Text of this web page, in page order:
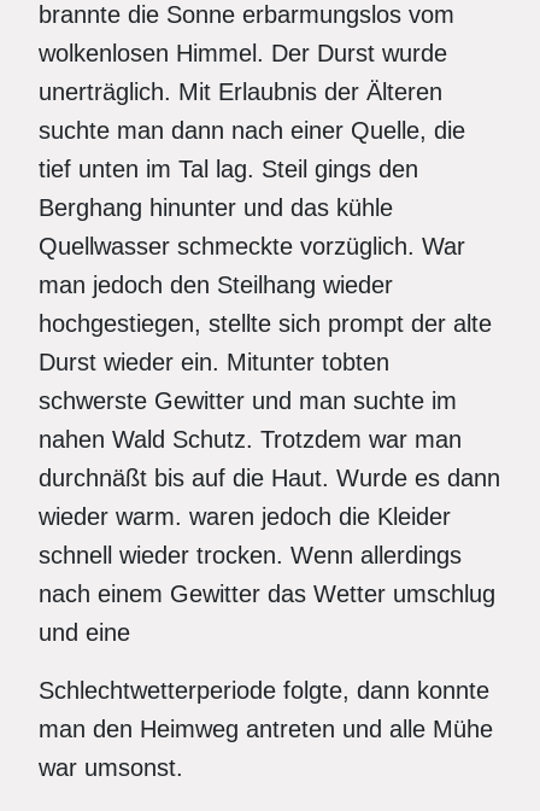
brannte die Sonne erbarmungslos vom
wolkenlosen Himmel. Der Durst wurde
unerträglich. Mit Erlaubnis der Älteren
suchte man dann nach einer Quelle, die
tief unten im Tal lag. Steil gings den
Berghang hinunter und das kühle
Quellwasser schmeckte vorzüglich. War
man jedoch den Steilhang wieder
hochgestiegen, stellte sich prompt der alte
Durst wieder ein. Mitunter tobten
schwerste Gewitter und man suchte im
nahen Wald Schutz. Trotzdem war man
durchnäßt bis auf die Haut. Wurde es dann
wieder warm. waren jedoch die Kleider
schnell wieder trocken. Wenn allerdings
nach einem Gewitter das Wetter umschlug
und eine
Schlechtwetterperiode folgte, dann konnte
man den Heimweg antreten und alle Mühe
war umsonst.